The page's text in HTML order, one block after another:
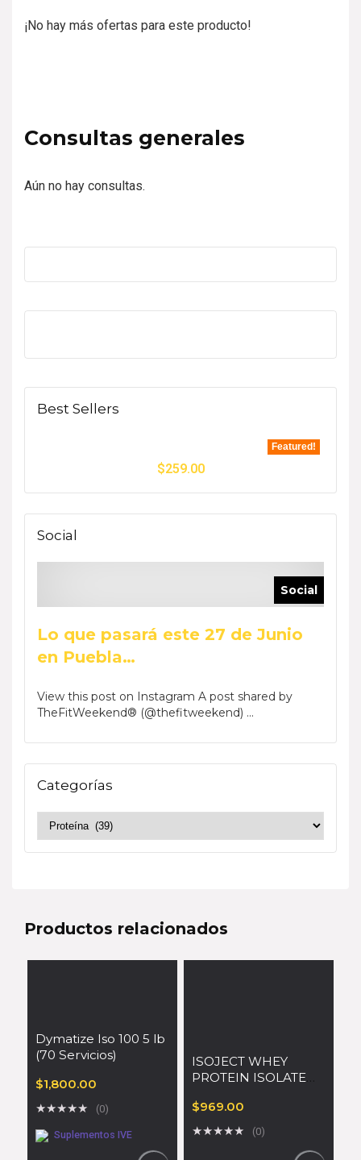
¡No hay más ofertas para este producto!
Consultas generales
Aún no hay consultas.
Best Sellers
Featured!
$259.00
Social
Social
Lo que pasará este 27 de Junio
en Puebla…
View this post on Instagram A post shared by
TheFitWeekend® (@thefitweekend) ...
Categorías
Productos relacionados
Dymatize Iso 100 5 lb
(70 Servicios)
$1,800.00
★★★★★ (0)
Suplementos IVE
ISOJECT WHEY
PROTEIN ISOLATE
$969.00
★★★★★ (0)